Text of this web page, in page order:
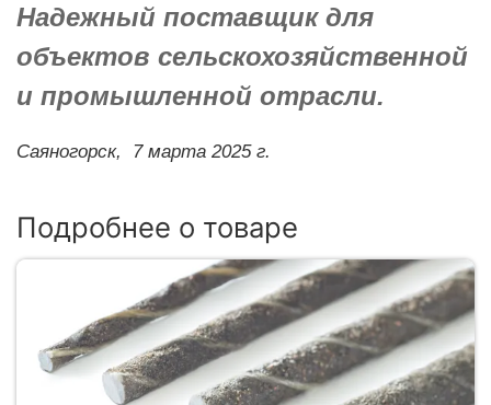
Надежный поставщик для
объектов сельскохозяйственной
и промышленной отрасли.
Саяногорск, 7 марта 2025 г.
Подробнее о товаре